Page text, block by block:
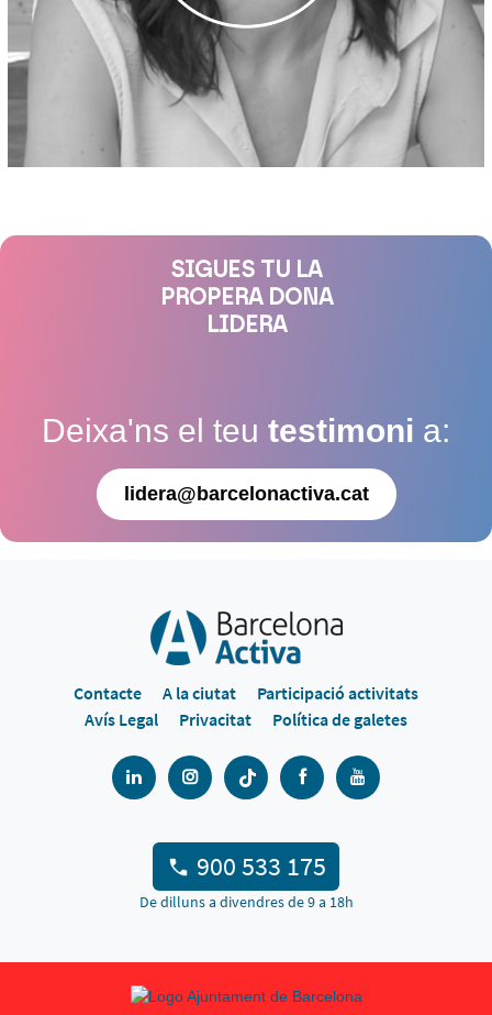
SIGUES TU LA
PROPERA DONA
LIDERA
Deixa'ns el teu testimoni a:
lidera@barcelonactiva.cat
Contacte A la ciutat
Participació activitats
Avís Legal
Privacitat Política de galetes
900 533 175
De dilluns a divendres de 9 a 18h